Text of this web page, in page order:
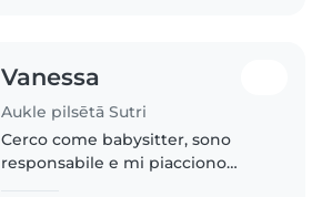
Vanessa
Aukle pilsētā Sutri
Cerco come babysitter, sono
responsabile e mi piacciono